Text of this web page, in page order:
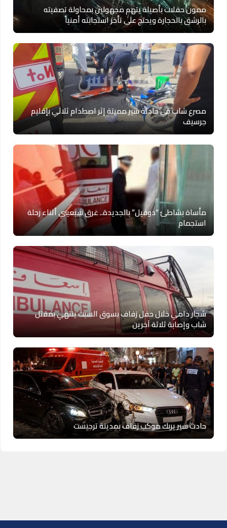
ممون حفلات بأصيلة يتهم مجهولين بمحاولة تصفيته
بالرشق بالحجارة ويحتج على تأخر استجابته أمنياً
مصرع شاب في حادثة سير مميتة إثر اصطدام ثلاثي بإقليم
جرسيف
مأساة بشاطئ “دوفيل” بالجديدة.. غرق سبعيني أثناء رحلة
استجمام
شجار دامي خلال حفل زفاف بسوق السبت ينتهي بمقتل
شاب وإصابة ثلاثة آخرين
حادث سير يربك موكب زفاف بمدينة ترجيست